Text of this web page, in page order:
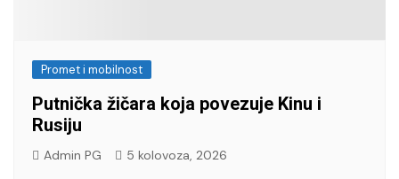
Promet i mobilnost
Putnička žičara koja povezuje Kinu i
Rusiju
Admin PG 5 kolovoza, 2026